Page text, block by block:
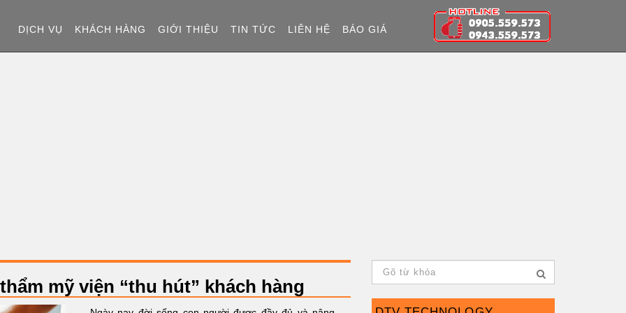
DỊCH VỤ KHÁCH HÀNG GIỚI THIỆU TIN TỨC LIÊN HỆ BÁO GIÁ
mỹ viện “thu hút” khách hàng